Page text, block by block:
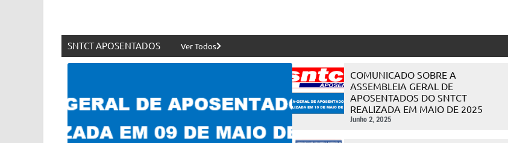
SNTCT APOSENTADOS Ver Todos
COMUNICADO SOBRE A
ASSEMBLEIA GERAL DE
APOSENTADOS DO SNTCT
REALIZADA EM MAIO DE 2025
Junho 2, 2025